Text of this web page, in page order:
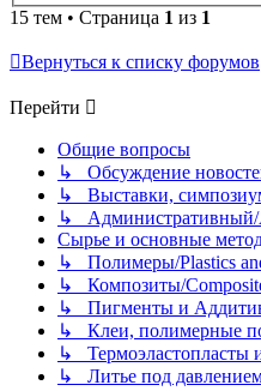
15 тем • Страница 1 из 1
Вернуться к списку форумов
Перейти
Общие вопросы
↳ Обсуждение
↳ Выставки,
↳ Административный/
Сырье и основные
↳ Полимеры/Plastics
↳ Композиты/
↳ Пигменты и
↳ Клеи, полимерные
↳ Термоэластопласты
↳ Литье под